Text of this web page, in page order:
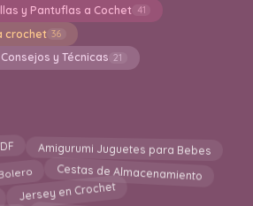
y Pantuflas a Cochet 41
crochet 36
y Técnicas 21
Amigurumi Juguetes para Bebes
Cestas de Almacenamiento
Jersey en Crochet